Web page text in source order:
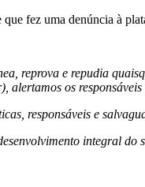
fez uma denúncia à
reprova e repudia
os
responsáveis e
integral